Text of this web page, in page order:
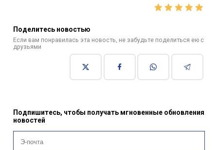
Поделитесь новостью
Если вам понравилась эта новость, не забудьте поделиться ею с
друзьями
Подпишитесь, чтобы получать мгновенные обновления
новостей